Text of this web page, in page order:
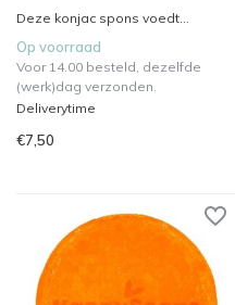
Deze konjac spons voedt...
Op voorraad
Voor 14.00 besteld, dezelfde
(werk)dag verzonden.
Deliverytime
€7,50